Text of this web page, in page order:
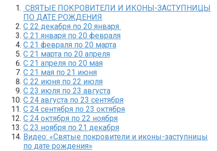
СВЯТЫЕ ПОКРОВИТЕЛИ И ИКОНЫ-ЗАСТУПНИЦЫ
ПО ДАТЕ РОЖДЕНИЯ
С 22 декабря по 20 января
С 21 января по 20 февраля
С 21 февраля по 20 марта
С 21 марта по 20 апреля
С 21 апреля по 20 мая
С 21 мая по 21 июня
С 22 июня по 22 июля
С 23 июля по 23 августа
С 24 августа по 23 сентября
С 24 сентября по 23 октября
С 24 октября по 22 ноября
С 23 ноября по 21 декабря
Видео: «Святые покровители и иконы-заступницы
по дате рождения»